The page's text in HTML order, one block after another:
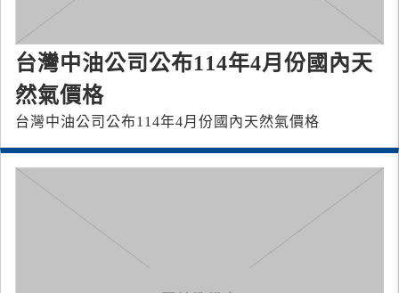
台灣中油公司公布114年4月份國內天
然氣價格
台灣中油公司公布114年4月份國內天然氣價格